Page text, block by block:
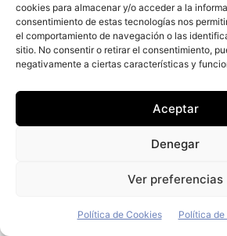
cookies para almacenar y/o acceder a la
consentimiento de estas tecnologías nos
el comportamiento de navegación o las
sitio. No consentir o retirar el consentimiento,
negativamente a ciertas características y
Aceptar
Denegar
Ver preferencias
Política de Cookies Política